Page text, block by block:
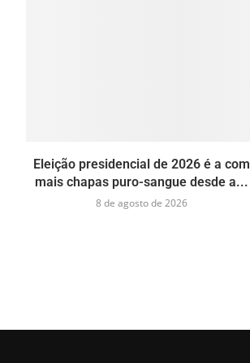
Eleição presidencial de 2026 é a com
mais chapas puro-sangue desde a...
8 de agosto de 2026